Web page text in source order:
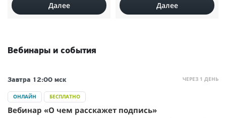
Далее Далее
Вебинары и события
ЧЕРЕЗ 1 ДЕНЬ
Завтра 12:00 мск
ОНЛАЙН БЕСПЛАТНО
Вебинар «О чем расскажет подпись»